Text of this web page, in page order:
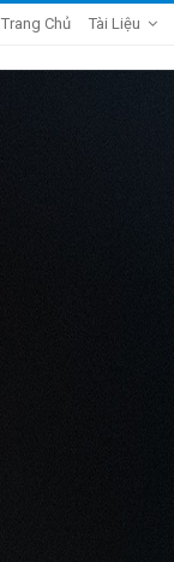
Trang Chủ Tài Liệu